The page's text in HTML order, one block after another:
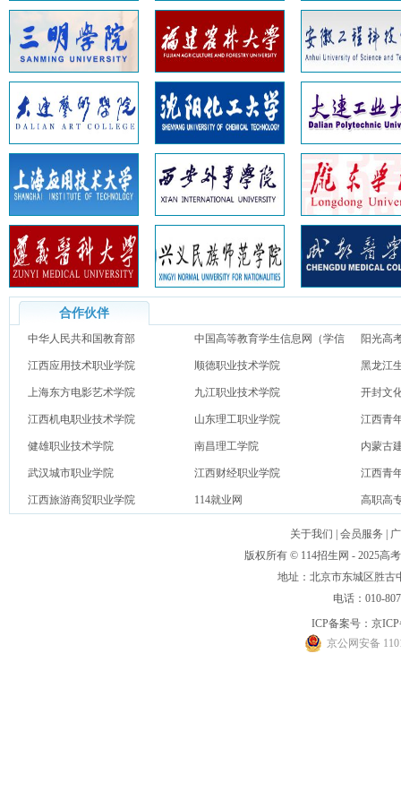
合作伙伴
中华人民共和国教育部 中国高等教育学生信息网（学信
网）
阳光高
江西应用技术职业学院 顺德职业技术学院 黑龙江
上海东方电影艺术学院 九江职业技术学院 开封文
江西机电职业技术学院 山东理工职业学院 江西青
健雄职业技术学院 南昌理工学院 内蒙古
武汉城市职业学院 江西财经职业学院 江西青
江西旅游商贸职业学院 114就业网 高职高
关于我们 会员服务
版权所有 © 114招生网 - 2025高
地址：北京市东城区胜
电话：010-
ICP备案号： 京ICP
京公网安备